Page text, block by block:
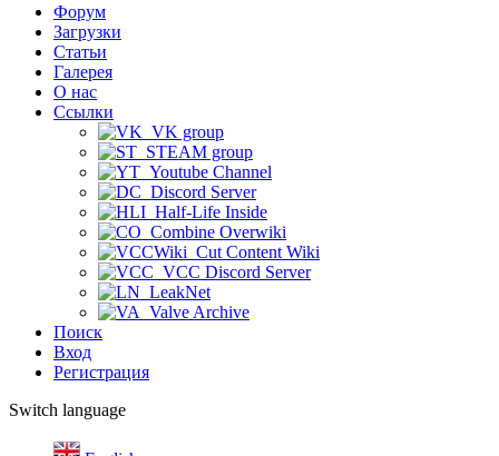
Форум
Загрузки
Статьи
Галерея
О нас
Ссылки
VK group
STEAM group
Youtube Channel
Discord Server
Half-Life Inside
Combine Overwiki
Cut Content Wiki
VCC Discord Server
LeakNet
Valve Archive
Поиск
Вход
Регистрация
Switch language